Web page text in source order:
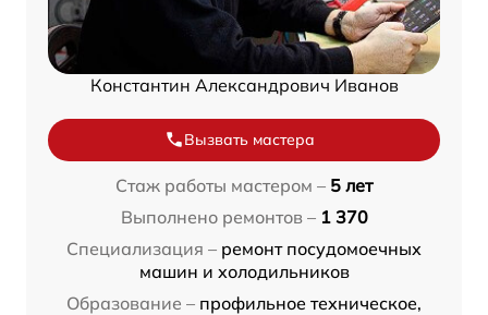
Константин Александрович Иванов
Вызвать мастера
Стаж работы мастером – 5 лет
Выполнено ремонтов – 1 370
Специализация – ремонт посудомоечных
машин и холодильников
Образование – профильное техническое,